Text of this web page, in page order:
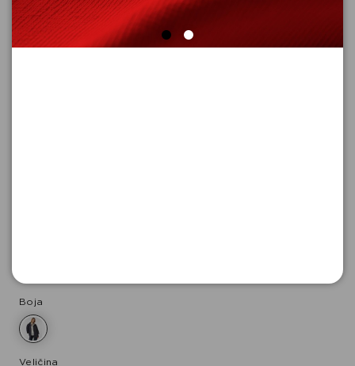
Boja
Veličina